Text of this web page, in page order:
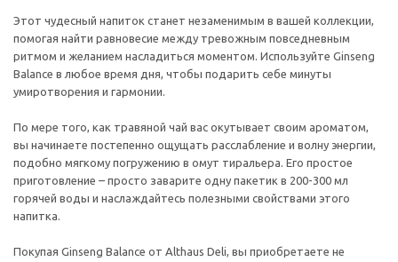
Этот чудесный напиток станет незаменимым в вашей коллекции,
помогая найти равновесие между тревожным повседневным
ритмом и желанием насладиться моментом. Используйте Ginseng
Balance в любое время дня, чтобы подарить себе минуты
умиротворения и гармонии.
По мере того, как травяной чай вас окутывает своим ароматом,
вы начинаете постепенно ощущать расслабление и волну энергии,
подобно мягкому погружению в омут тиральера. Его простое
приготовление – просто заварите одну пакетик в 200-300 мл
горячей воды и наслаждайтесь полезными свойствами этого
напитка.
Покупая Ginseng Balance от Althaus Deli, вы приобретаете не